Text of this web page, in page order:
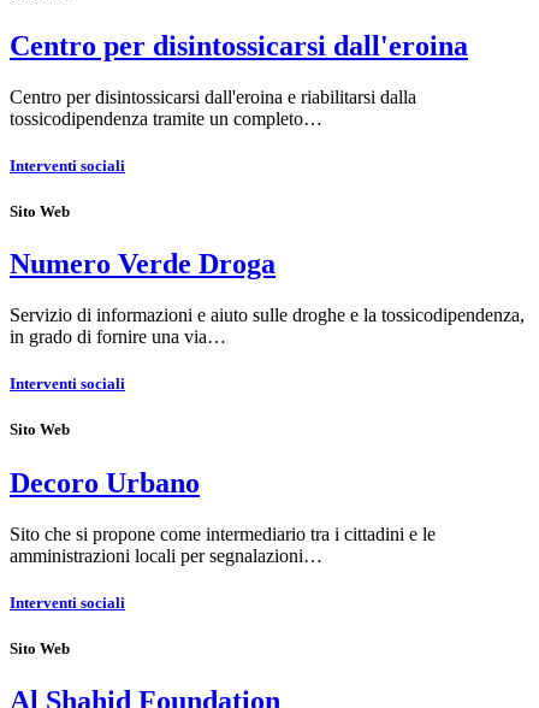
Centro per disintossicarsi dall'eroina
Centro per disintossicarsi dall'eroina e riabilitarsi dalla
tossicodipendenza tramite un completo…
Interventi sociali
Sito Web
Numero Verde Droga
Servizio di informazioni e aiuto sulle droghe e la tossicodipendenza,
in grado di fornire una via…
Interventi sociali
Sito Web
Decoro Urbano
Sito che si propone come intermediario tra i cittadini e le
amministrazioni locali per segnalazioni…
Interventi sociali
Sito Web
Al Shahid Foundation